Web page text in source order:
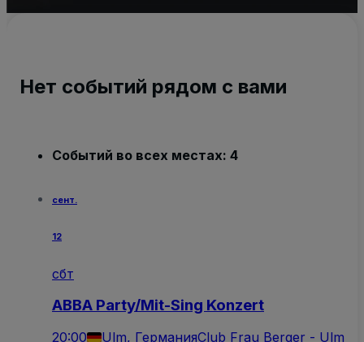
Нет событий рядом с вами
Событий во всех местах: 4
сент.
12
сбт
ABBA Party/Mit-Sing Konzert
20:00 Ulm, ГерманияClub Frau Berger - Ulm